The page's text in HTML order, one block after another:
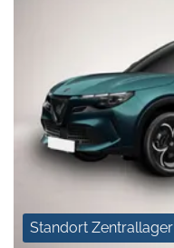
Standort Zentrallager